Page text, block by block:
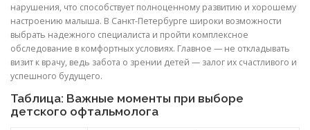
нарушения, что способствует полноценному развитию и хорошему
настроению малыша. В Санкт-Петербурге широки возможности
выбрать надежного специалиста и пройти комплексное
обследование в комфортных условиях. Главное — не откладывать
визит к врачу, ведь забота о зрении детей — залог их счастливого и
успешного будущего.
Таблица: Важные моменты при выборе
детского офтальмолога